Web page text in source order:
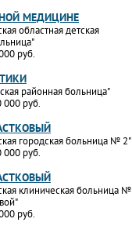
МЕДИЦИНЕ
областная детская
руб.
районная больница"
000 руб.
городская больница № 2"
000 руб.
клиническая больница №
руб.